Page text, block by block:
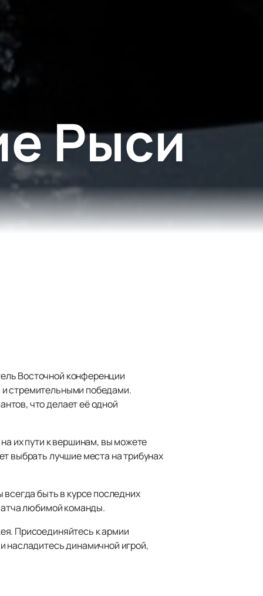
Рыси
Восточной конференции
стремительными победами.
что делает её одной
их пути к вершинам, вы можете
выбрать лучшие места на трибунах
быть в курсе последних
любимой команды.
Присоединяйтесь к армии
насладитесь динамичной игрой,